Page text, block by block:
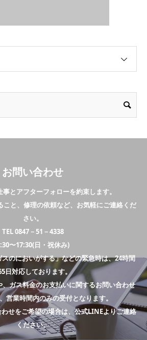
お問い合わせ
とアフターフォローを約束します。
こと、修理の依頼など、お気軽にご連絡くだ
さい。
TEL 0847－51－4338
〜17:30(日・祝休み)
のにおいがする」などの緊急時は、24時間
日対応しております。
ガス料金のお支払いに関するお問い合わせ
営業時間内のみの受付となります。
せをご希望の場合は、公式LINEよりご連絡
ください。